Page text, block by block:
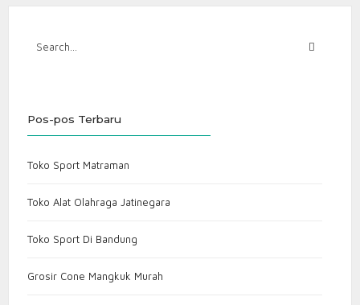
Pos-pos Terbaru
Toko Sport Matraman
Toko Alat Olahraga Jatinegara
Toko Sport Di Bandung
Grosir Cone Mangkuk Murah